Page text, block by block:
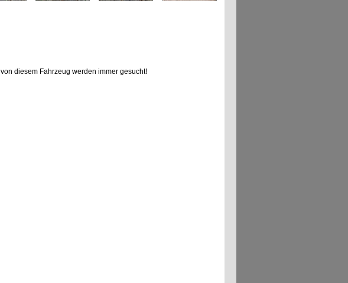
von diesem Fahrzeug werden immer gesucht!